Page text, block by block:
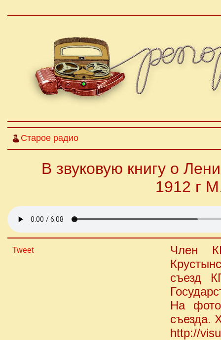
Старое радио
В звуковую книгу о
1912 г
Tweet
Член
съезд
На
съезда.
http://